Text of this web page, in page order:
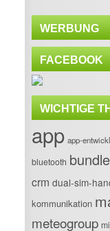
WERBUNG
FACEBOOK
WICHTIGE
app app-
bluetooth bundle
crm dual-sim-
kommunikation
meteogroup